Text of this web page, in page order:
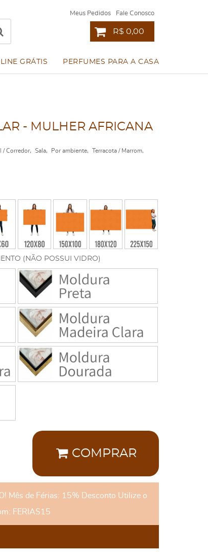
Meus Pedidos Fale Conosco
R$ 0,00
GRÁTIS PERFUMES PARA A CASA
- MULHER AFRICANA
/ Corredor Sala Por ambiente
Terracota / Marrom
(NÃO POSSUI VIDRO)
COMPRAR
Mês de Férias: 15% Desconto Utilize o
FERIAS15